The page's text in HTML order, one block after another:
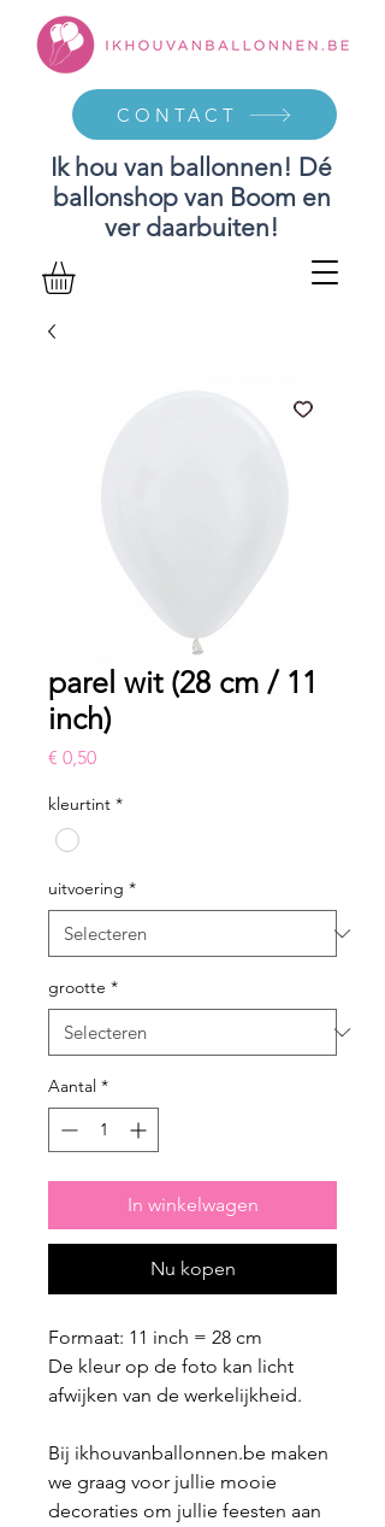
Ik hou van ballonnen! Dé
ballonshop van Boom en
ver daarbuiten!
CONTACT
parel wit (28 cm / 11
inch)
€ 0,50Prijs
kleurtint *
uitvoering *
grootte *
Aantal *
In winkelwagen
Nu kopen
Formaat: 11 inch = 28 cm
De kleur op de foto kan licht
afwijken van de werkelijkheid.
Bij ikhouvanballonnen.be maken
we graag voor jullie mooie
decoraties om jullie feesten aan